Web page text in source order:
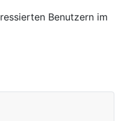
Benutzern im